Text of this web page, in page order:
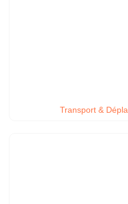
Transport &